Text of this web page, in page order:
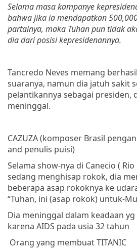
Selamamasakampanye
bahwajikaiamendapatkan
partainya, maka Tuhanpun tidak
diadariposisikepresidenannya.
Tancredo Neves memang berhasil
suaranya, namun dia jatuh sakit
pelantikannya sebagai presiden,
meninggal.
CAZUZA(komposer Brasil
and penulis puisi)
Selama show-nya di Canecio ( Rio
sedang menghisap rokok, dia
beberapa asap rokoknya ke
“Tuhan, ini (asap rokok) untuk-Mu
Dia meninggal dalam keadaan yg
karena AIDS pada usia 32tahun
Orang yang membuatTITANIC